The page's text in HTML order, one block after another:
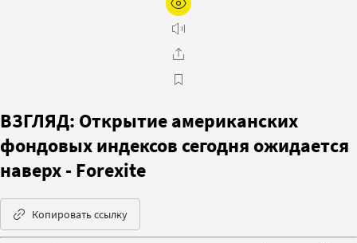
ВЗГЛЯД: Открытие американских
фондовых индексов сегодня ожидается
наверх - Forexite
Копировать ссылку